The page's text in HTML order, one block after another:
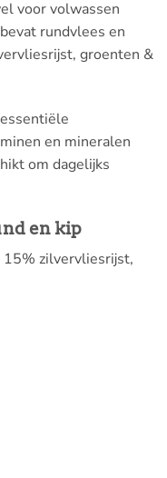
voor volwassen
rundvlees en
groenten &
en mineralen
om dagelijks
en kip
zilvervliesrijst,